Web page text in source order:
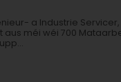
a Industrie
aus méi wéi 700